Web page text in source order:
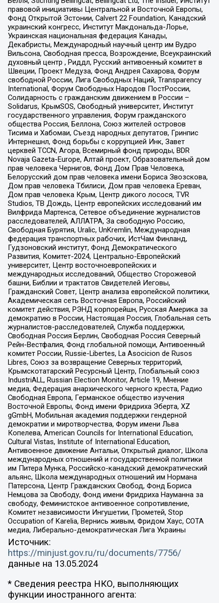
правовой инициативы Центральной и Восточной Европы,
Фонд Открытой Эстонии, Calvert 22 Foundation, Канадский
украинский конгресс, Институт Макдональда-Лорье,
Украинская национальная федерация Канады,
Декабристы, Международный научный центр им Вудро
Вильсона, Свободная пресса, Возрождение, Всеукраинский
духовный центр , Риддл, Русский антивоенный комитет в
Швеции, Проект Медуза, Фонд Андрея Сахарова, Форум
свободной России, Лига Свободных Наций, Transparеncy
International, Форум Свободных Народов ПостРоссии,
Солидарность с гражданским движением в России –
Solidarus, КрымSOS, Свободный университет, Институт
государственного управления, Форум гражданского
общества Россия, Беллона, Союз жителей островов
Тисима и Хабомаи, Съезд народных депутатов, Гринпис
Интернешнл, Фонд борьбы с коррупцией Инк, Завет
церквей TCCN, Агора, Всемирный фонд природы, BDR
Novaja Gazeta-Europe, Алтай проект, Образовательный дом
прав человека Чернигов, Фонд Дом Прав Человека,
Белорусский дом прав человека имени Бориса Звозскова,
Дом прав человека Тбилиси, Дом прав человека Ереван,
Дом прав человека Крым, Центр дикого лосося, TVR
Studios, ТВ Дождь, Центр европейских исследований им
Вилфрида Мартенса, Сетевое объединение журналистов
расследователей, АЛЛАТРА, За свободную Россию,
Свободная Бурятия, Uralic, UnKremlin, Международная
федерация транспортных рабочих, ИстЧам Финланд,
Гудзоновский институт, Фонд Демократического
Развития, Комитет-2024, Центрально-Европейский
университет, Центр восточноевропейских и
международных исследований, Общество Сторожевой
башни, Библии и трактатов Свидетелей Иеговы,
Гражданский Совет, Центр анализа европейской политики,
Академическая сеть Восточная Европа, Российский
комитет действия, РЭНД корпорейшн, Русская Америка за
демократию в России, Настоящая Россия, Глобальная сеть
журналистов-расследователей, Служба поддержки,
Свободная Россия Берлин, Свободная Россия Северный
Рейн-Вестфалия, Фонд глобальной помощи, Антивоенный
комитет России, Russie-Libertes, La Asocicion de Rusos
Libres, Союз за возвращение Северных территорий,
Крымскотатарский Ресурсный Центр, Глобальный союз
IndustriALL, Russian Election Monitor, Article 19, Мнение
медиа, Федерация анархического черного креста, Радио
Свободная Европа, Германское общество изучения
Восточной Европы, Фонд имени Фридриха Эберта, XZ
gGmbH, Мобильная академия поддержки гендерной
демократии и миротворчества, Форум имени Льва
Копелева, American Councils for International Education,
Cultural Vistas, Institute of International Education,
Антивоенное движение Антальи, Открытый диалог, Школа
международных отношений и государственной политики
им Питера Мунка, Российско-канадский демократический
альянс, Школа международных отношений им Нормана
Патерсона, Центр Гражданских Свобод, Фонд Бориса
Немцова за Свободу, Фонд имени Фридриха Науманна за
свободу, Феминистское антивоенное сопротивление,
Комитет независимости Ингушетии, Прометей, Stop
Occupation of Karelia, Вернись живым, Фридом Хаус, СОТА
медиа, Либерально-демократическая Лига Украины
Источник:
https://minjust.gov.ru/ru/documents/7756/
данные на 13.05.2024
* Сведения реестра НКО, выполняющих
функции иностранного агента: